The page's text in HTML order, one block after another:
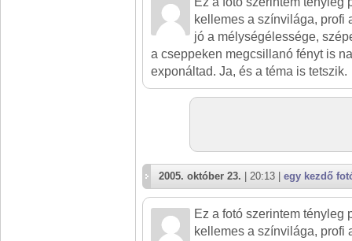
kellemes a színvilága, profi
jó a mélységélessége,
a cseppeken megcsillanó fényt is
exponáltad. Ja, és a téma is tetszik.
2005. október 23. | 20:13 | egy kezdő
Ez a fotó szerintem tényleg
kellemes a színvilága, profi